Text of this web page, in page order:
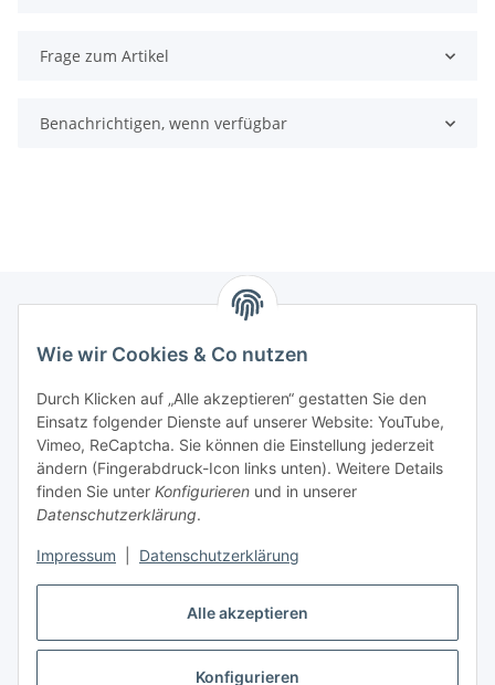
Alle akzeptieren
Konfigurieren
Wie wir Cookies & Co nutzen
Durch Klicken auf „Alle akzeptieren“ gestatten Sie den
Einsatz folgender Dienste auf unserer Website: YouTube,
Vimeo, ReCaptcha. Sie können die Einstellung jederzeit
ändern (Fingerabdruck-Icon links unten). Weitere Details
finden Sie unter Konfigurieren und in unserer
Datenschutzerklärung.
Impressum Datenschutzerklärung
Frage zum Artikel
Benachrichtigen, wenn verfügbar
Zahlungsmöglichkeiten
Versandinformationen
Gesetzliche Informationen